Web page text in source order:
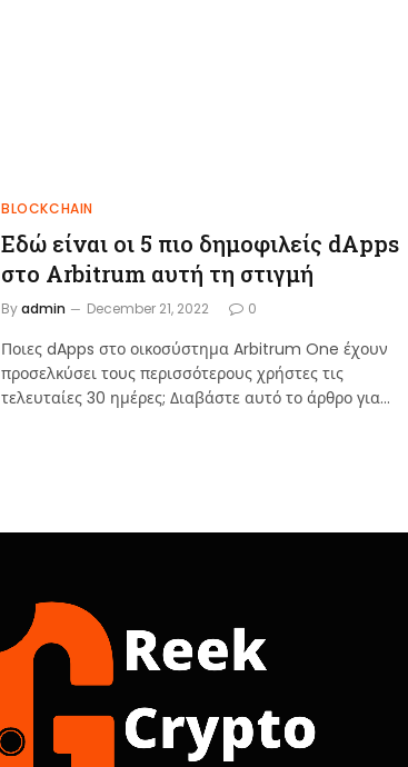
BLOCKCHAIN
Εδώ είναι οι 5 πιο δημοφιλείς dApps
στο Arbitrum αυτή τη στιγμή
Byadmin December 21, 2022 0
Ποιες dApps στο οικοσύστημα Arbitrum One έχουν
προσελκύσει τους περισσότερους χρήστες τις
τελευταίες 30 ημέρες; Διαβάστε αυτό το άρθρο για…